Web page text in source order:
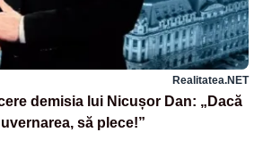
Realitatea.NET
demisia lui Nicușor Dan: „Dacă
să plece!”